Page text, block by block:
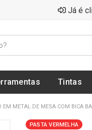
Já é
Tintas
EM METAL DE MESA COM BICA
PASTA VERMELHA